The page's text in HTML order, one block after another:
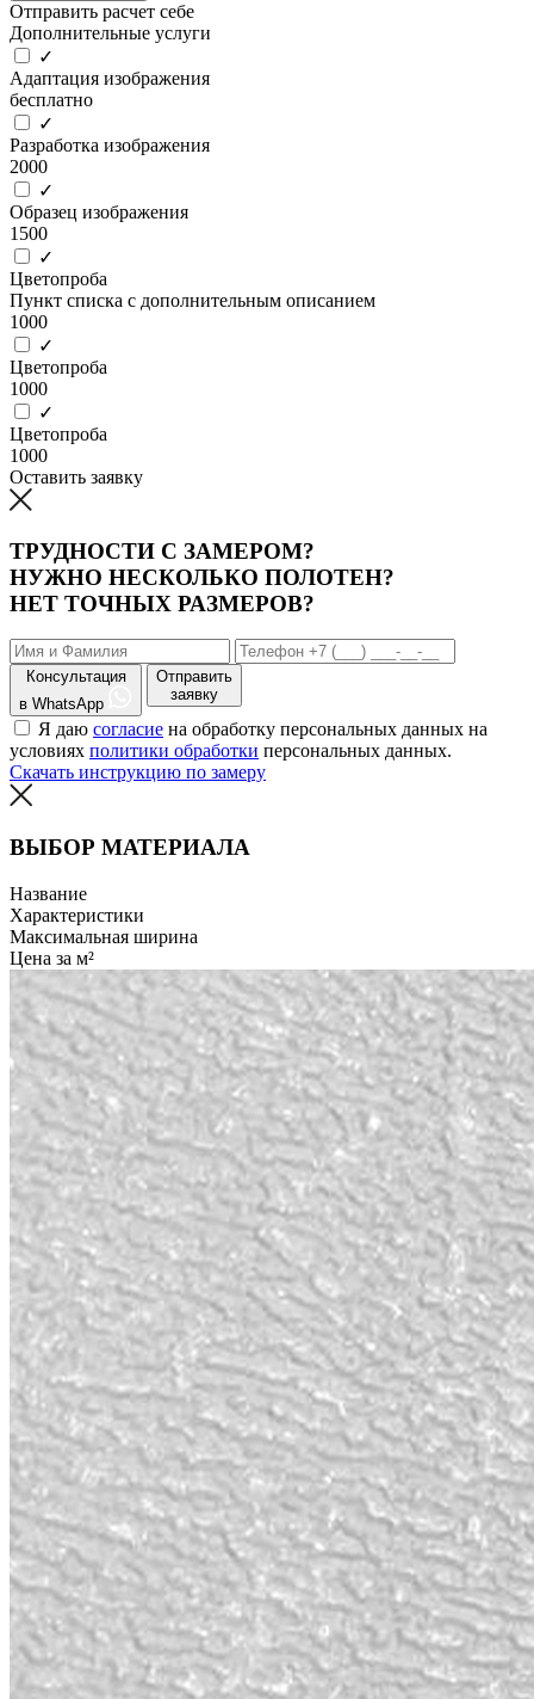
Отправить расчет себе
Дополнительные услуги
✓
Адаптация изображения
бесплатно
✓
Разработка изображения
2000
✓
Образец изображения
1500
✓
Цветопроба
Пункт списка с дополнительным описанием
1000
✓
Цветопроба
1000
✓
Цветопроба
1000
Оставить заявку
ТРУДНОСТИ С ЗАМЕРОМ?
НУЖНО НЕСКОЛЬКО ПОЛОТЕН?
НЕТ ТОЧНЫХ РАЗМЕРОВ?
Консультация
в WhatsApp
Отправить
заявку
Я даю согласие на обработку персональных данных на
условиях политики обработки персональных данных.
Скачать инструкцию по замеру
ВЫБОР МАТЕРИАЛА
Название
Характеристики
Максимальная ширина
Цена за м²